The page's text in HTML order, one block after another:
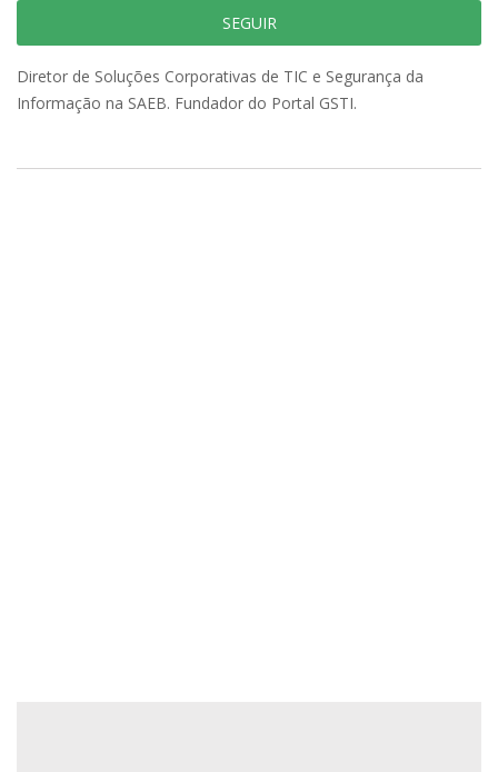
SEGUIR
Diretor de Soluções Corporativas de TIC e Segurança da
Informação na SAEB. Fundador do Portal GSTI.